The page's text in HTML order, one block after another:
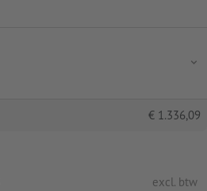
€ 1.336,09
excl. btw